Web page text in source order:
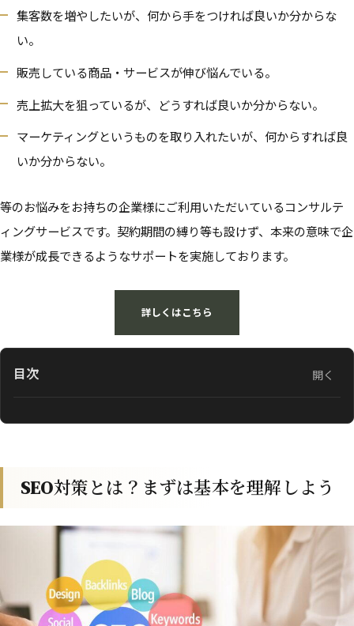
集客数を増やしたいが、何から手をつければ良いか分からな
い。
販売している商品・サービスが伸び悩んでいる。
売上拡大を狙っているが、どうすれば良いか分からない。
マーケティングというものを取り入れたいが、何からすれば良
いか分からない。
等のお悩みをお持ちの企業様にご利用いただいているコンサルテ
ィングサービスです。契約期間の縛り等も設けず、本来の意味で企
業様が成長できるようなサポートを実施しております。
詳しくはこちら
目次 開く
SEO対策とは？まずは基本を理解しよう